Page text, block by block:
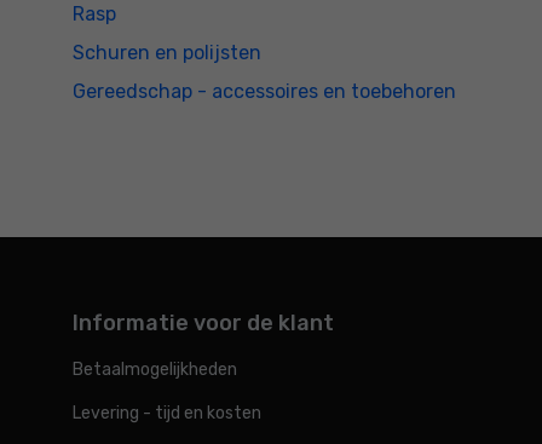
Rasp
Schuren en polijsten
Gereedschap - accessoires en toebehoren
Informatie voor de klant
Betaalmogelijkheden
Levering - tijd en kosten